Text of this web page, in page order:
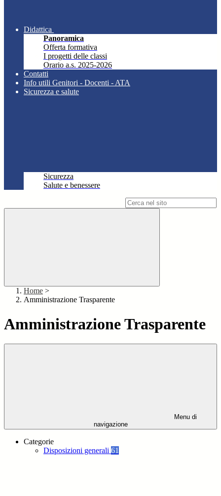
Didattica
Panoramica
Offerta formativa
I progetti delle classi
Orario a.s. 2025-2026
Contatti
Info utili Genitori - Docenti - ATA
Sicurezza e salute
Sicurezza
Salute e benessere
Home >
Amministrazione Trasparente
Amministrazione Trasparente
Menu di
navigazione
Categorie
Disposizioni generali 61